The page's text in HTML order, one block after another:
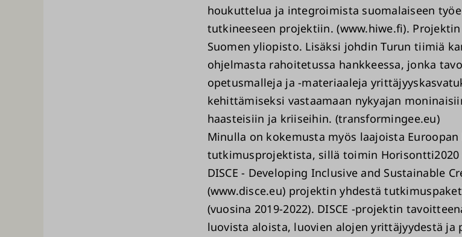
houkuttelua ja integroimista suomalaiseen
tutkineeseen projektiin. (www.hiwe.fi).
Suomen yliopisto. Lisäksi johdin Turun tiimiä
ohjelmasta rahoitetussa hankkeessa, jonka
opetusmalleja ja -materiaaleja
kehittämiseksi vastaamaan nykyajan
haasteisiin ja kriiseihin. (transformingee.eu)
Minulla on kokemusta myös laajoista
tutkimusprojektista, sillä toimin
DISCE - Developing Inclusive and Sustainable
(www.disce.eu) projektin yhdestä
(vuosina 2019-2022). DISCE -projektin
luovista aloista, luovien alojen yrittäjyydestä ja